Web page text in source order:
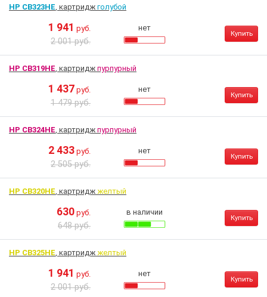
HP CB323HE, картридж голубой
1 941 руб.
2 001 руб.
нет
Купить
HP CB319HE, картридж пурпурный
1 437 руб.
1 479 руб.
нет
Купить
HP CB324HE, картридж пурпурный
2 433 руб.
2 505 руб.
нет
Купить
HP CB320HE, картридж желтый
630 руб.
648 руб.
в наличии
Купить
HP CB325HE, картридж желтый
1 941 руб.
2 001 руб.
нет
Купить